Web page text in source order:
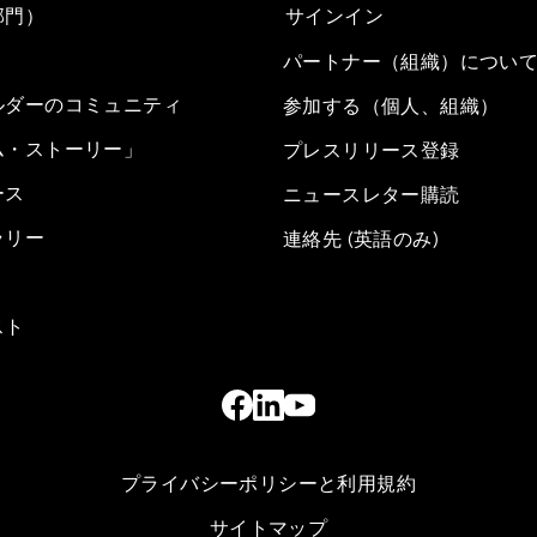
）
ーのコミュニティ
ストーリー」
リー
サインイン
パートナー（組織）につい
参加する（個人、組織）
プレスリリース登録
ニュースレター購読
連絡先 (英語のみ)
プライバシーポリシーと利用規約
サイトマップ